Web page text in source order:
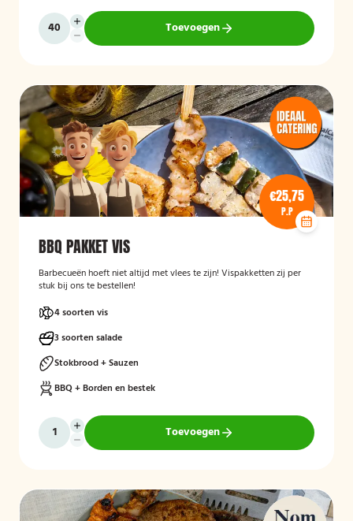
Toevoegen
€25,75
P.P
BBQ PAKKET VIS
Barbecueën hoeft niet altijd met vlees te zijn! Vispakketten zij per
stuk bij ons te bestellen!
4 soorten vis
3 soorten salade
Stokbrood + Sauzen
BBQ + Borden en bestek
Toevoegen